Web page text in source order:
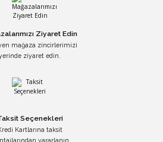
Ziyaret Edin
mağaza zincirlerimizi
ziyaret edin.
Seçenekleri
Kartlarına taksit
yararlanın.